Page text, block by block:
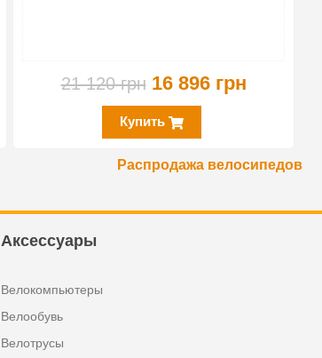
21 120 грн 16 896 грн
Купить
Распродажа велосипедов
Аксессуары
Велокомпьютеры
Велообувь
Велотрусы